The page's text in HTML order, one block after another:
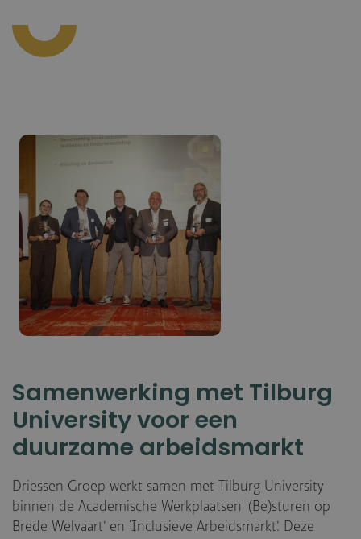
Samenwerking met Tilburg
University voor een
duurzame arbeidsmarkt
Driessen Groep werkt samen met Tilburg University
binnen de Academische Werkplaatsen ‘(Be)sturen op
Brede Welvaart’ en ‘Inclusieve Arbeidsmarkt’. Deze